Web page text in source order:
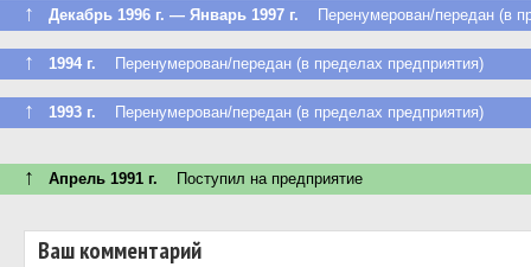
↑ Декабрь 1996 г. — Январь 1997 г. Перенумерован/передан (в
↑ 1994 г. Перенумерован/передан (в пределах предприятия)
↑ 1993 г. Перенумерован/передан (в пределах предприятия)
↑ Апрель 1991 г. Поступил на предприятие
Ваш комментарий